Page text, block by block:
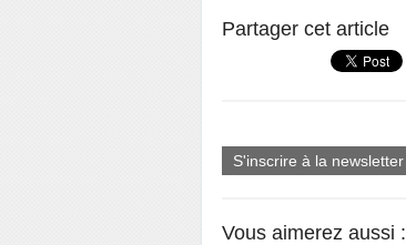
Partager cet article
S'inscrire à la newsletter
Vous aimerez aussi :